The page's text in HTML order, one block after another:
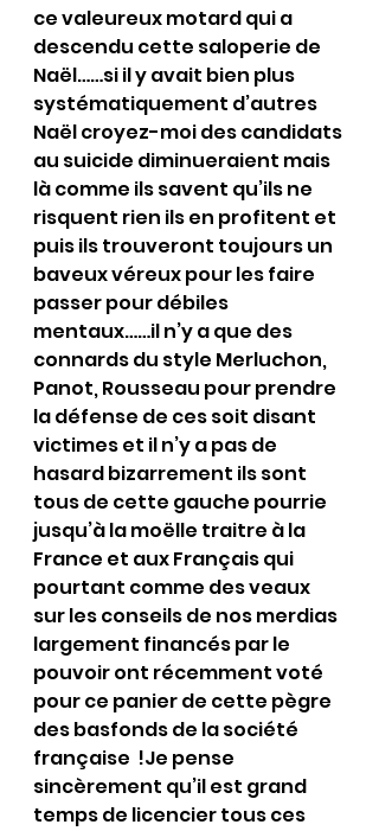
ce valeureux motard qui a
descendu cette saloperie de
Naël……si il y avait bien plus
systématiquement d’autres
Naël croyez-moi des candidats
au suicide diminueraient mais
là comme ils savent qu’ils ne
risquent rien ils en profitent et
puis ils trouveront toujours un
baveux véreux pour les faire
passer pour débiles
mentaux……il n’y a que des
connards du style Merluchon,
Panot, Rousseau pour prendre
la défense de ces soit disant
victimes et il n’y a pas de
hasard bizarrement ils sont
tous de cette gauche pourrie
jusqu’à la moëlle traitre à la
France et aux Français qui
pourtant comme des veaux
sur les conseils de nos merdias
largement financés par le
pouvoir ont récemment voté
pour ce panier de cette pègre
des basfonds de la société
française  !Je pense
sincèrement qu’il est grand
temps de licencier tous ces